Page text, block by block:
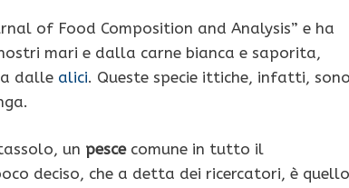
of Food Composition and Analysis” e ha
mari e dalla carne bianca e saporita,
dalle alici. Queste specie ittiche, infatti,
un pescecomune in tutto il
deciso, che a detta dei ricercatori, è quello